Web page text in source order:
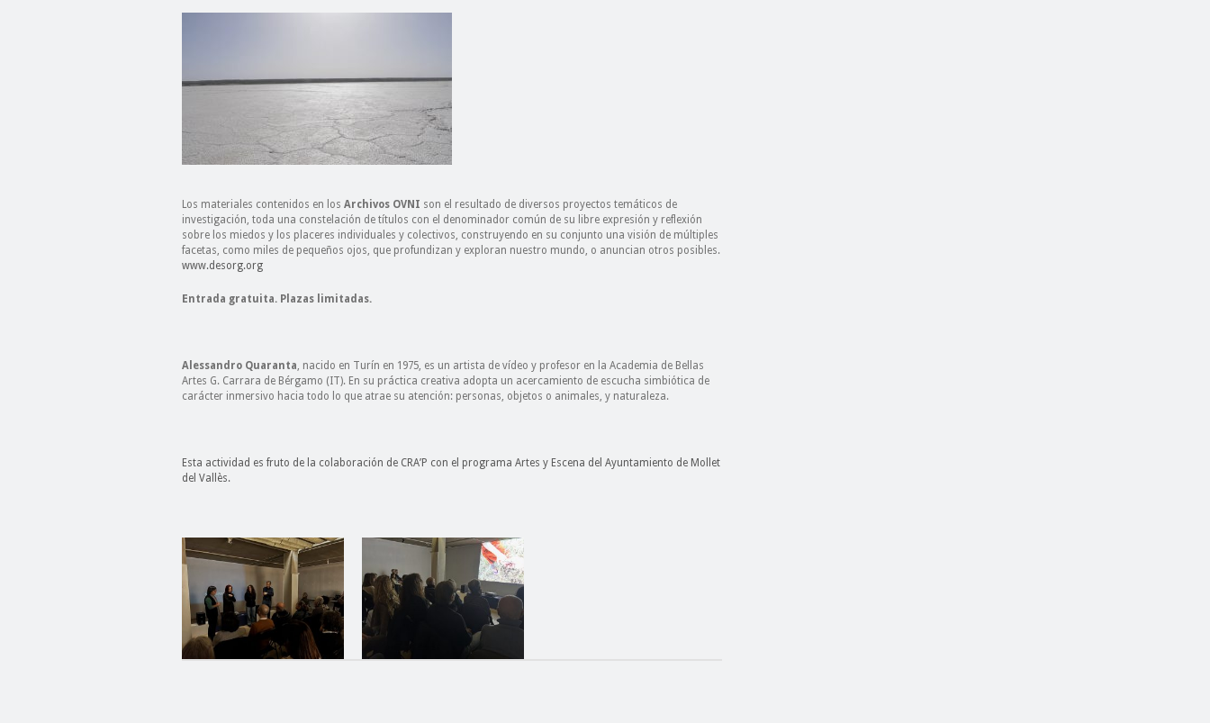
Los materiales contenidos en los Archivos OVNI son el resultado de diversos proyectos temáticos de
investigación, toda una constelación de títulos con el denominador común de su libre expresión y reflexión
sobre los miedos y los placeres individuales y colectivos, construyendo en su conjunto una visión de múltiples
facetas, como miles de pequeños ojos, que profundizan y exploran nuestro mundo, o anuncian otros posibles.
www.desorg.org
Entrada gratuita. Plazas limitadas.
Alessandro Quaranta, nacido en Turín en 1975, es un artista de vídeo y profesor en la Academia de Bellas
Artes G. Carrara de Bérgamo (IT). En su práctica creativa adopta un acercamiento de escucha simbiótica de
carácter inmersivo hacia todo lo que atrae su atención: personas, objetos o animales, y naturaleza.
Esta actividad es fruto de la colaboración de CRA’P con el programa Artes y Escena del Ayuntamiento de Mollet
del Vallès.